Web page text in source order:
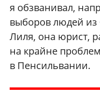
я обзванивал,
выборов людей
Лиля, она юрист,
на крайне
в Пенсильвании.